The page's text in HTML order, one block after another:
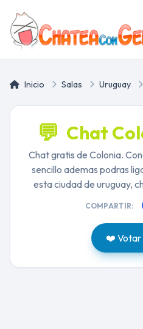
Inicio Salas Uruguay
💬 Chat
Chat gratis de Colonia.
sencillo ademas podras
esta ciudad de uruguay,
COMPARTIR:
❤️ Votar